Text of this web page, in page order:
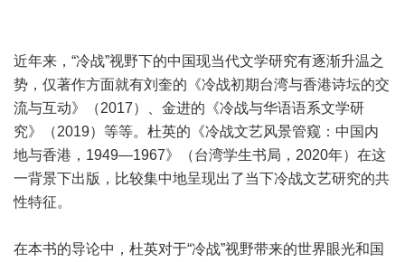
近年来，“冷战”视野下的中国现当代文学研究有逐渐升温之
势，仅著作方面就有刘奎的《冷战初期台湾与香港诗坛的交
流与互动》（2017）、金进的《冷战与华语语系文学研
究》（2019）等等。杜英的《冷战文艺风景管窥：中国内
地与香港，1949—1967》（台湾学生书局，2020年）在这
一背景下出版，比较集中地呈现出了当下冷战文艺研究的共
性特征。
在本书的导论中，杜英对于“冷战”视野带来的世界眼光和国